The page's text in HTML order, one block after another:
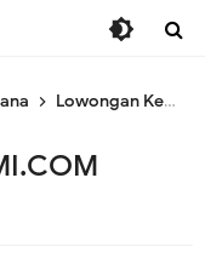
Lowongan Kerja SAIBUMI.COM (Terbaru)